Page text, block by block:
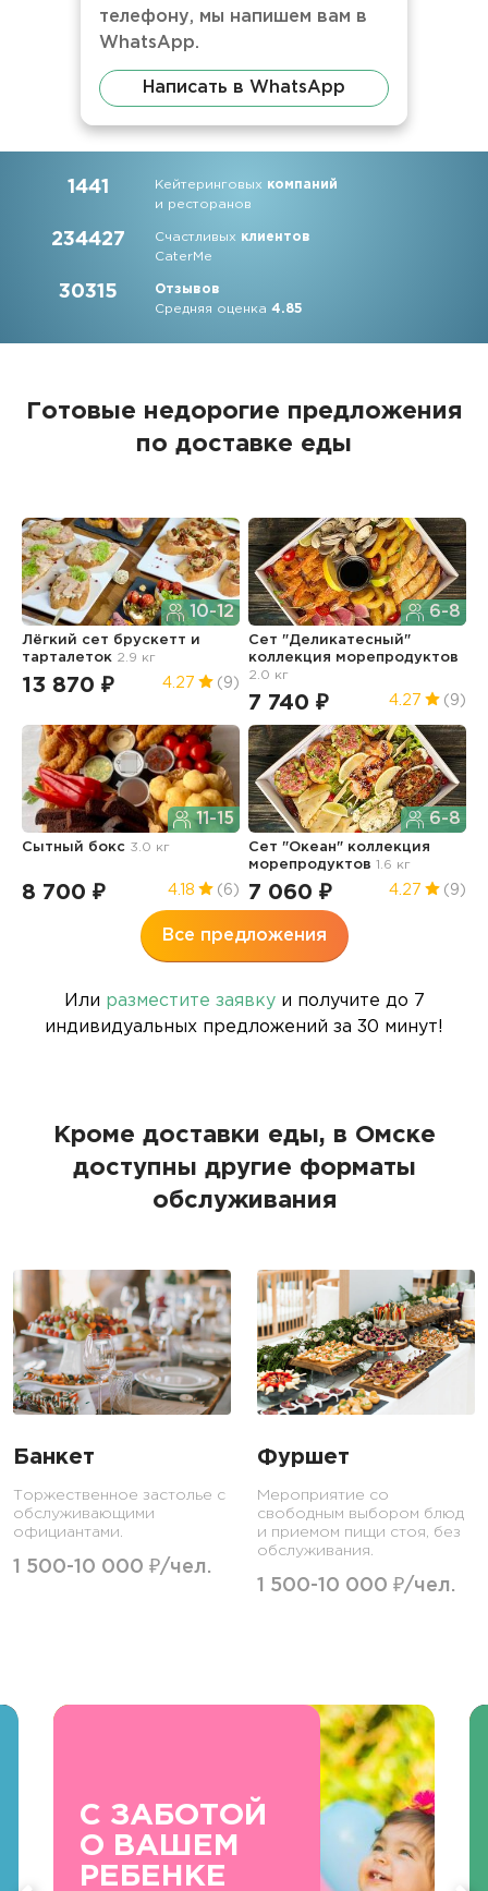
телефону, мы напишем вам в
WhatsApp.
Написать в WhatsApp
1441 Кейтеринговых компаний
и ресторанов
234427 Счастливых клиентов
CaterMe
30315
Отзывов
Средняя оценка4.85
Готовые недорогие предложения
по доставке еды
10-12
Лёгкий сет брускетт и
тарталеток 2.9 кг
13 870 ₽ 4.27 (9)
6-8
Сет "Деликатесный"
коллекция морепродуктов
2.0 кг
7 740 ₽ 4.27 (9)
11-15
Сытный бокс 3.0 кг
8 700 ₽ 4.18 (6)
6-8
Сет "Океан" коллекция
морепродуктов1.6 кг
7 060 ₽ 4.27 (9)
Все предложения
Или разместите заявкуи получите до 7
индивидуальных предложений за 30 минут!
Кроме доставки еды, в Омске
доступны другие форматы
обслуживания
Банкет
Торжественное застолье с
обслуживающими
официантами.
1 500-10 000 ₽/чел.
Фуршет
Мероприятие со
свободным выбором блюд
и приемом пищи стоя, без
обслуживания.
1 500-10 000 ₽/чел.
С ЗАБОТОЙ
О ВАШЕМ
РЕБЕНКЕ